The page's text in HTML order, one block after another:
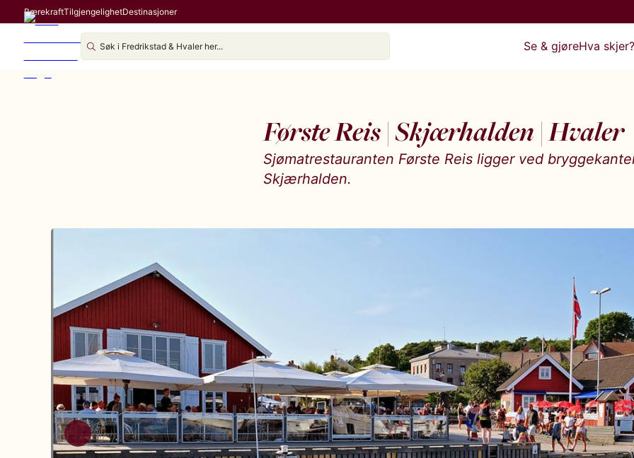
BærekraftTilgjengelighetDestinasjoner
Se & gjøreHva
Første Reis | Skjærhalden | Hvaler
Sjømatrestauranten Første Reis ligger ved
Skjærhalden.